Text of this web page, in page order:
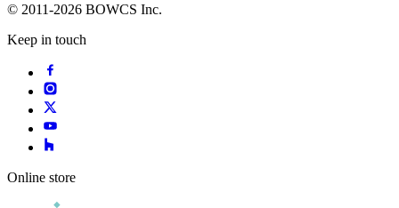
© 2011-2026 BOWCS Inc.
Keep in touch
Online store